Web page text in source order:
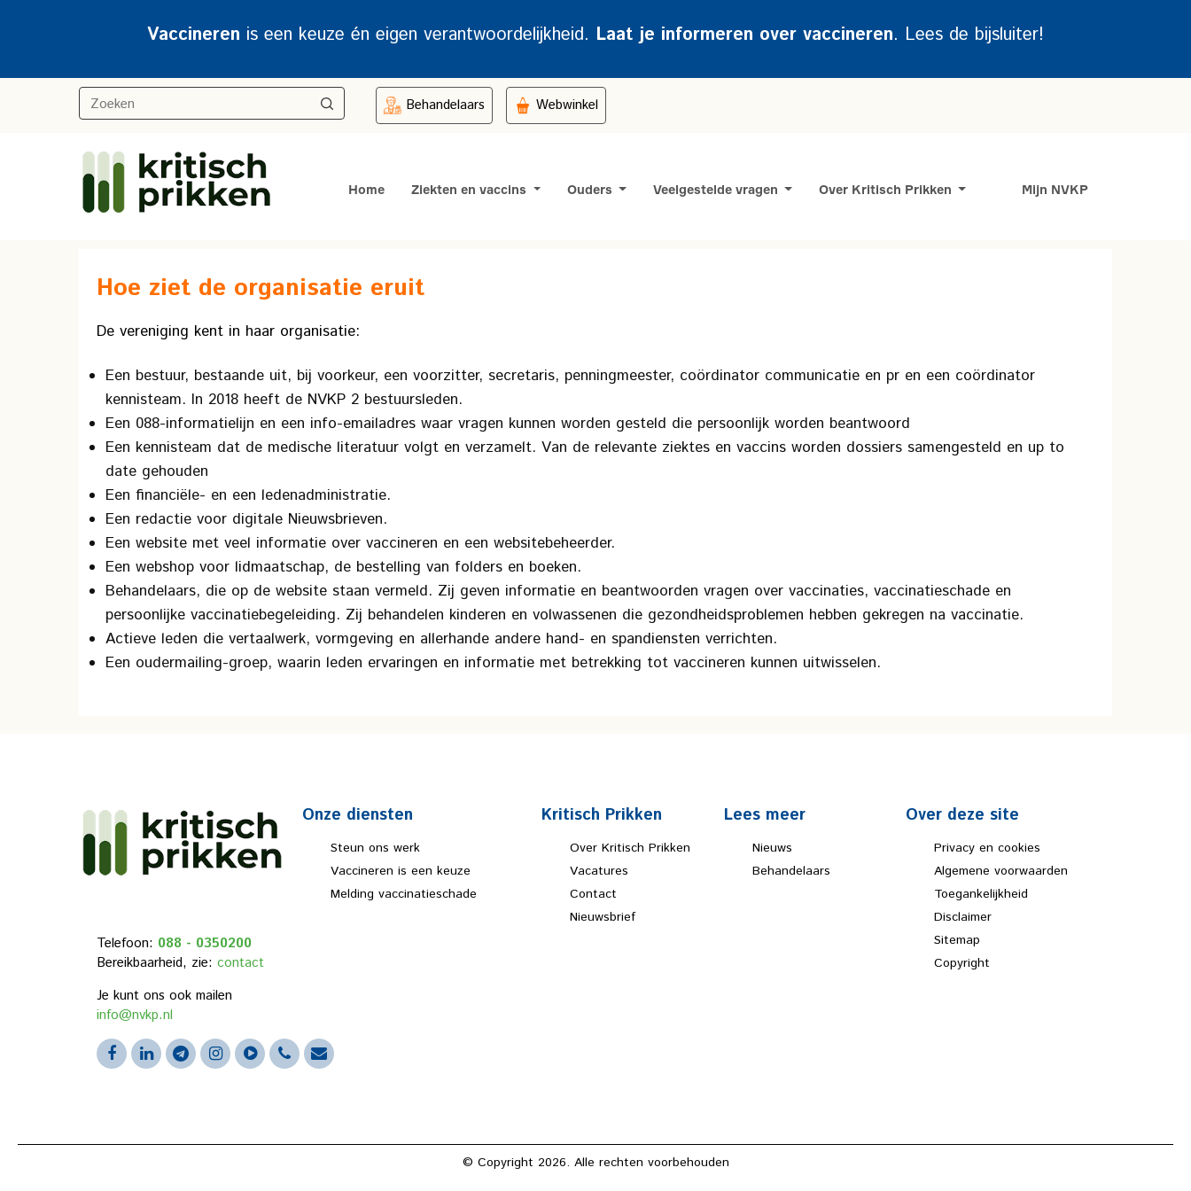
Vaccineren is een keuze én eigen verantwoordelijkheid. Laat je informeren over vaccineren. Lees de bijsluiter!
Behandelaars Webwinkel
Home Ziekten en vaccins Ouders Veelgestelde vragen Over Kritisch Prikken Mijn NVKP
Hoe ziet de organisatie eruit
De vereniging kent in haar organisatie:
Een bestuur, bestaande uit, bij voorkeur, een voorzitter, secretaris, penningmeester, coördinator communicatie en pr en een coördinator
kennisteam. In 2018 heeft de NVKP 2 bestuursleden.
Een 088-informatielijn en een info-emailadres waar vragen kunnen worden gesteld die persoonlijk worden beantwoord
Een kennisteam dat de medische literatuur volgt en verzamelt. Van de relevante ziektes en vaccins worden dossiers samengesteld en up to
date gehouden
Een financiële- en een ledenadministratie.
Een redactie voor digitale Nieuwsbrieven.
Een website met veel informatie over vaccineren en een websitebeheerder.
Een webshop voor lidmaatschap, de bestelling van folders en boeken.
Behandelaars, die op de website staan vermeld. Zij geven informatie en beantwoorden vragen over vaccinaties, vaccinatieschade en
persoonlijke vaccinatiebegeleiding. Zij behandelen kinderen en volwassenen die gezondheidsproblemen hebben gekregen na vaccinatie.
Actieve leden die vertaalwerk, vormgeving en allerhande andere hand- en spandiensten verrichten.
Een oudermailing-groep, waarin leden ervaringen en informatie met betrekking tot vaccineren kunnen uitwisselen.
Telefoon: 088 - 0350200
Bereikbaarheid, zie: contact
Je kunt ons ook mailen
info@nvkp.nl
Onze diensten
Steun ons werk
Vaccineren is een keuze
Melding vaccinatieschade
Kritisch Prikken
Over Kritisch Prikken
Vacatures
Contact
Nieuwsbrief
Lees meer
Nieuws
Behandelaars
Over deze site
Privacy en cookies
Algemene voorwaarden
Toegankelijkheid
Disclaimer
Sitemap
Copyright
© Copyright 2026. Alle rechten voorbehouden